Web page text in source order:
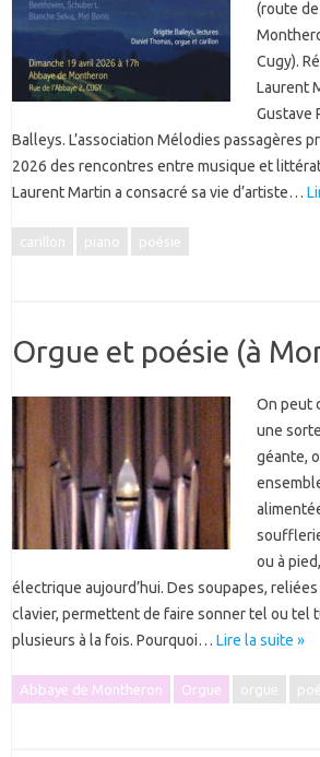
(route de
Cugy).
Laurent
Gustave
Balleys. L’association Mélodies passagères
2026 des rencontres entre musique et
Laurent Martin a consacré sa vie d’artiste…
carillon piano poésie
Orgue et poésie (à
On peut
une
géante,
ou à
électrique aujourd’hui. Des soupapes, reliées
clavier, permettent de faire sonner tel ou tel
plusieurs à la fois. Pourquoi… Lire la suite »
Abbaye de Montheron Orgue orgue